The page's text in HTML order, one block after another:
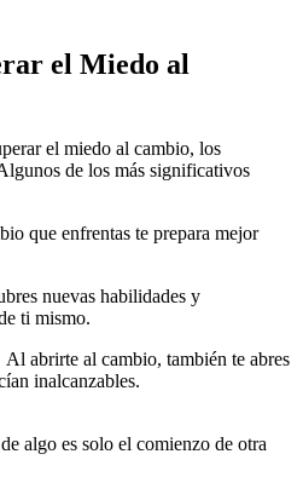
el Miedo al
el miedo al cambio, los
de los más significativos
que enfrentas te prepara mejor
nuevas habilidades y
ti mismo.
Al abrirte al cambio, también te abres
inalcanzables.
algo es solo el comienzo de otra